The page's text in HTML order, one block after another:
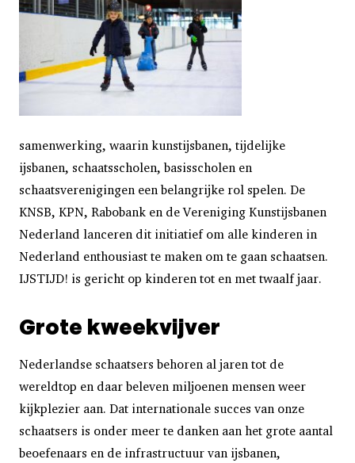
samenwerking, waarin kunstijsbanen, tijdelijke
ijsbanen, schaatsscholen, basisscholen en
schaatsverenigingen een belangrijke rol spelen. De
KNSB, KPN, Rabobank en de Vereniging Kunstijsbanen
Nederland lanceren dit initiatief om alle kinderen in
Nederland enthousiast te maken om te gaan schaatsen.
IJSTIJD! is gericht op kinderen tot en met twaalf jaar.
Grote kweekvijver
Nederlandse schaatsers behoren al jaren tot de
wereldtop en daar beleven miljoenen mensen weer
kijkplezier aan. Dat internationale succes van onze
schaatsers is onder meer te danken aan het grote aantal
beoefenaars en de infrastructuur van ijsbanen,